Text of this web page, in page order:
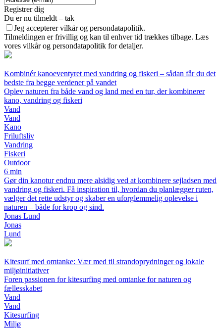
Registrer dig
Du er nu tilmeldt – tak
Jeg accepterer vilkår og persondatapolitik.
Tilmeldingen er frivillig og kan til enhver tid trækkes tilbage. Læs
vores vilkår og persondatapolitik for detaljer.
Kombinér kanoeventyret med vandring og fiskeri – sådan får du det
bedste fra begge verdener på vandet
Oplev naturen fra både vand og land med en tur, der kombinerer
kano, vandring og fiskeri
Vand
Vand
Kano
Friluftsliv
Vandring
Fiskeri
Outdoor
6 min
Gør din kanotur endnu mere alsidig ved at kombinere sejladsen med
vandring og fiskeri. Få inspiration til, hvordan du planlægger ruten,
vælger det rette udstyr og skaber en uforglemmelig oplevelse i
naturen – både for krop og sind.
Jonas Lund
Jonas
Lund
Kitesurf med omtanke: Vær med til strandoprydninger og lokale
miljøinitiativer
Foren passionen for kitesurfing med omtanke for naturen og
fællesskabet
Vand
Vand
Kitesurfing
Miljø